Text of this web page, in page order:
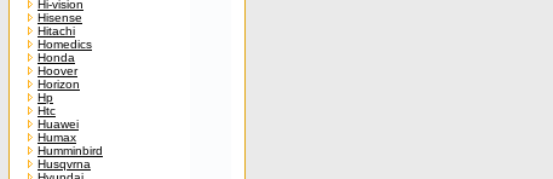
Hi-vision
Hisense
Hitachi
Homedics
Honda
Hoover
Horizon
Hp
Htc
Huawei
Humax
Humminbird
Husqvrna